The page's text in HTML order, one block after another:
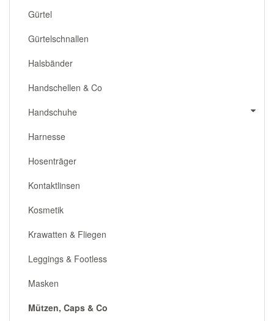
Gürtel
Gürtelschnallen
Halsbänder
Handschellen & Co
Handschuhe
Harnesse
Hosenträger
Kontaktlinsen
Kosmetik
Krawatten & Fliegen
Leggings & Footless
Masken
Mützen, Caps & Co